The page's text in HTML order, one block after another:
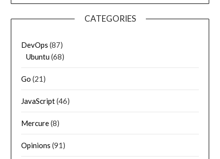
CATEGORIES
DevOps (87)
Ubuntu(68)
Go (21)
JavaScript(46)
Mercure(8)
Opinions (91)